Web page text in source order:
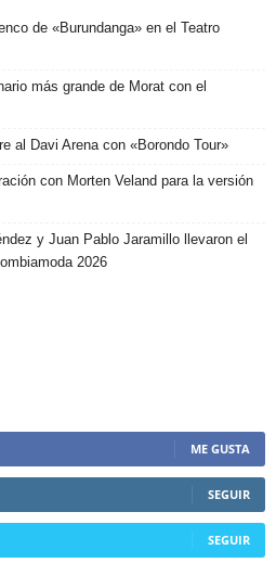
de «Burundanga» en el Teatro
más grande de Morat con el
al Davi Arena con «Borondo Tour»
con Morten Veland para la versión
y Juan Pablo Jaramillo llevaron el
2026
ME GUSTA
SEGUIR
SEGUIR